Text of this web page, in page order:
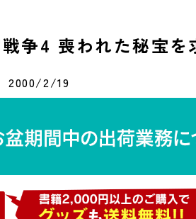
争4 喪われた秘宝を
2000/2/19